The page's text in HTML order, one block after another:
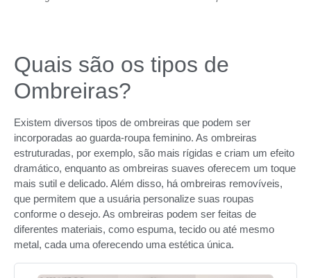
Quais são os tipos de
Ombreiras?
Existem diversos tipos de ombreiras que podem ser
incorporadas ao guarda-roupa feminino. As ombreiras
estruturadas, por exemplo, são mais rígidas e criam um efeito
dramático, enquanto as ombreiras suaves oferecem um toque
mais sutil e delicado. Além disso, há ombreiras removíveis,
que permitem que a usuária personalize suas roupas
conforme o desejo. As ombreiras podem ser feitas de
diferentes materiais, como espuma, tecido ou até mesmo
metal, cada uma oferecendo uma estética única.